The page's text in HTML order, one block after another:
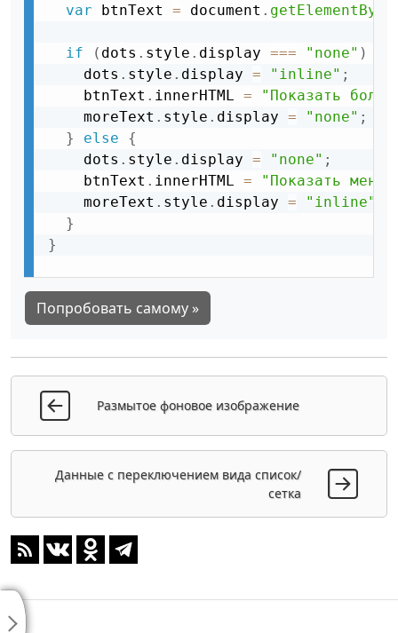
var btnText = document . getElementById
if ( dots . style . display === "none" )
    dots
. style . display = "inline" ;
    btnText
. innerHTML =
"Показать
    moreText
. style . display = "none" ;
}
else
{
    dots
. style . display = "none" ;
    btnText
. innerHTML =
"Показать
    moreText
. style . display = "inline"
}
}
Попробовать самому »
Размытое фоновое изображение
Данные с переключением вида список/
сетка